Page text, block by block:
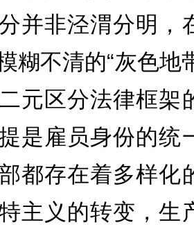
并非泾渭分明，
糊不清的“灰色地
元区分法律框架
是雇员身份的
都存在着多样化
主义的转变，